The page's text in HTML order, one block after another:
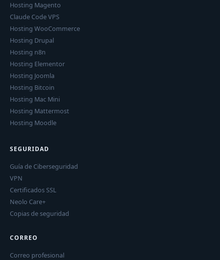
Hosting Magento
Claude Code VPS
Hosting WooCommerce
Hosting Drupal
Hosting n8n
Hosting Elementor
Hosting Joomla
Hosting Bitcoin
Hosting Mac Mini
Hosting Mattermost
Hosting Moodle
SEGURIDAD
Guía de Ciberseguridad
VPN
Certificados SSL
Neolo Care+
Copias de seguridad
CORREO
Correo profesional